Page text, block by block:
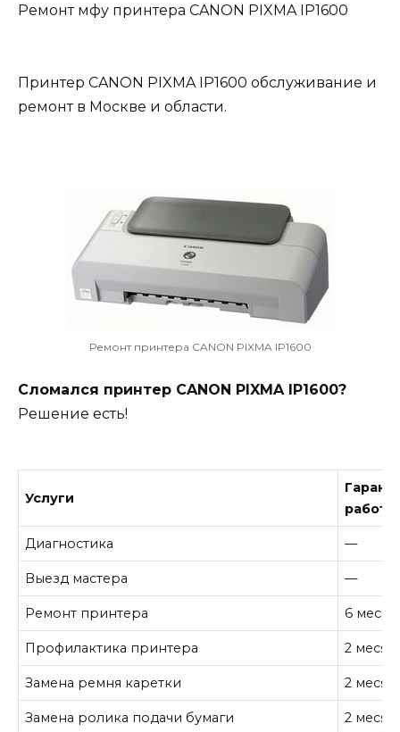
Ремонт мфу принтера CANON PIXMA IP1600
Принтер CANON PIXMA IP1600 обслуживание и
ремонт в Москве и области.
Ремонт принтера CANON PIXMA IP1600
Сломался принтер CANON PIXMA IP1600?
Решение есть!
Услуги
работу
Диагностика —
Выезд мастера —
Ремонт принтера 6
Профилактика принтера 2
Замена ремня каретки 2
Замена ролика подачи бумаги 2